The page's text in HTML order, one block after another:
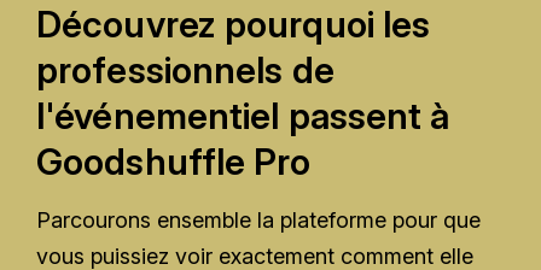
Découvrez pourquoi les
professionnels de
l'événementiel passent à
Goodshuffle Pro
Parcourons ensemble la plateforme pour que
vous puissiez voir exactement comment elle